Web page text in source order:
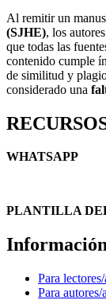
Al remitir un
(SJHE), los
que todas las
contenido cumple
de similitud y
considerado una
WHATSAPP
PLANTILLA
Para lectores/
Para autores/